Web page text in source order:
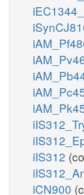
iIS312
iCN900